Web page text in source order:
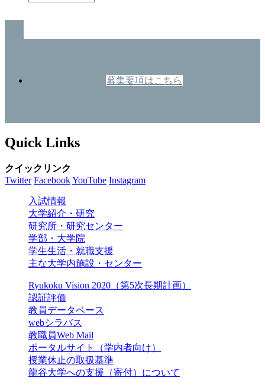
募集要項はこちら
Quick Links
クイックリンク
Twitter FacebookYouTube Instagram
入試情報
大学紹介・研究
研究所・研究センター
学部・大学院
学生生活・就職支援
主な大学内施設・センター
Ryukoku Vision 2020（第5次長期計画）
認証評価
教員データベース
webシラバス
教職員Web Mail
ポータルサイト（学内者向け）
授業休止の取扱基準
龍谷大学への支援（寄付）について